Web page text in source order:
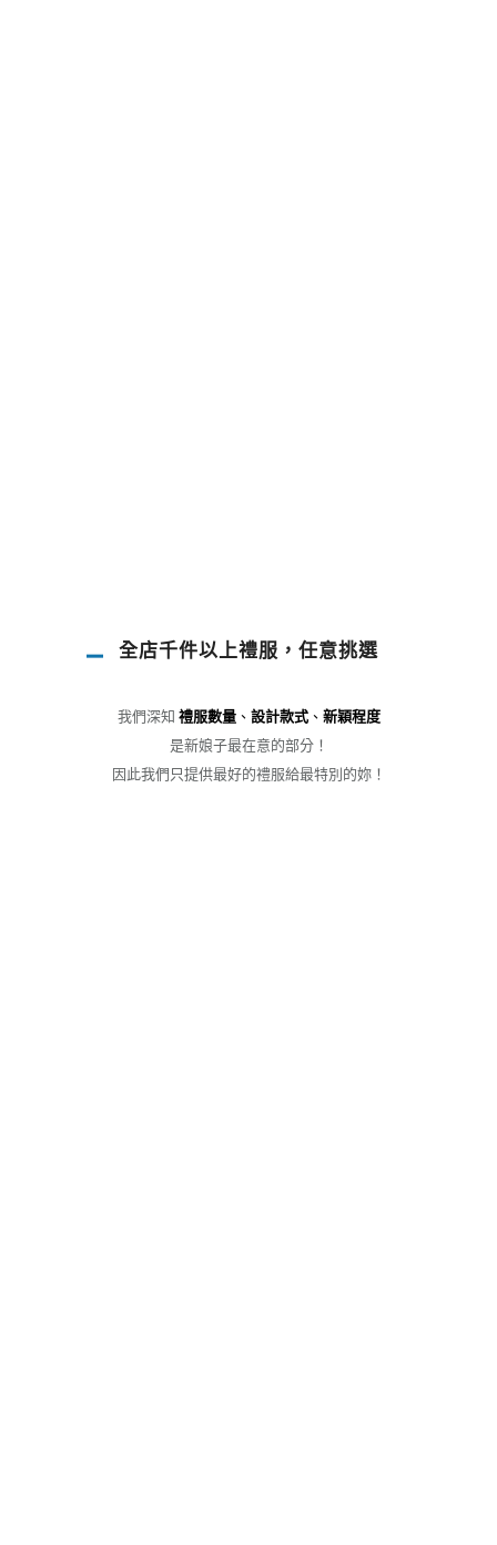
全店千件以上禮服，任意挑選
我們深知 禮服數量、 設計款式、 新穎程度
是新娘子最在意的部分！
因此我們只提供最好的禮服給最特別的妳！